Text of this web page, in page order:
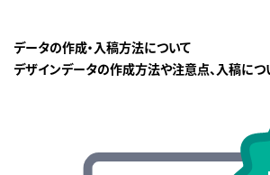
データの作成・入稿方法について
デザインデータの作成方法や注意点、入稿につ